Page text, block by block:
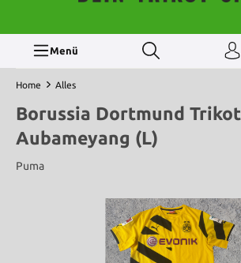
Menü
Home Alles
Borussia Dortmund Trikot
Aubameyang (L)
Puma